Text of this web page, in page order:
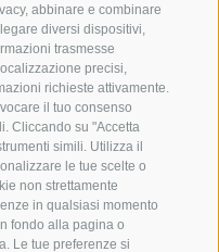
abbinare e combinare
diversi dispositivi,
trasmesse
precisi,
richieste attivamente.
il tuo consenso
Cliccando su "Accetta
simili. Utilizza il
le tue scelte o
non strettamente
in qualsiasi momento
fondo alla pagina o
Le tue preferenze si
nostre offerte